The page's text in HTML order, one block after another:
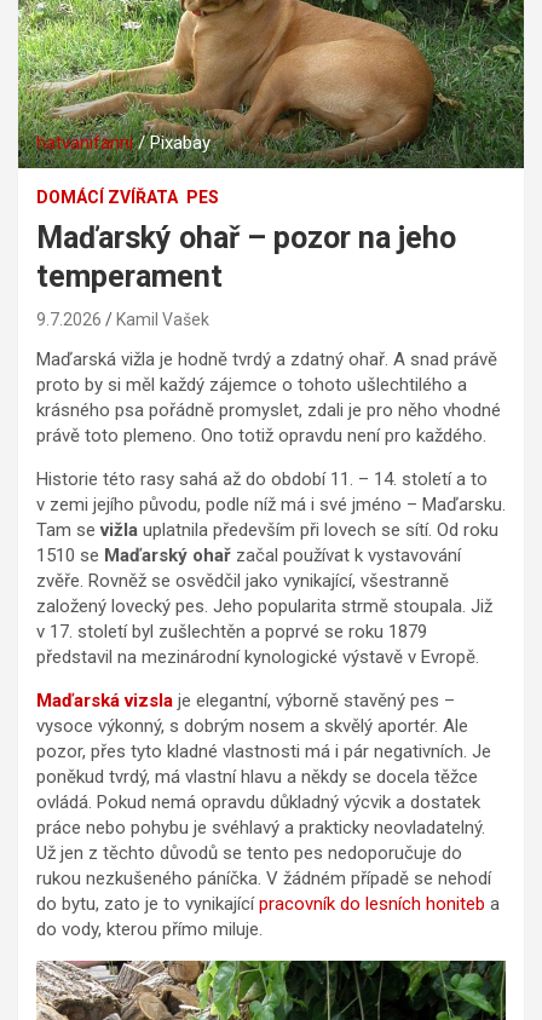
hatvanifanni/ Pixabay
DOMÁCÍ ZVÍŘATA PES
Maďarský ohař – pozor na jeho
temperament
9.7.2026 Kamil Vašek
Maďarská vižla je hodně tvrdý a zdatný ohař. A snad právě
proto by si měl každý zájemce o tohoto ušlechtilého a
krásného psa pořádně promyslet, zdali je pro něho vhodné
právě toto plemeno. Ono totiž opravdu není pro každého.
Historie této rasy sahá až do období 11. – 14. století a to
v zemi jejího původu, podle níž má i své jméno – Maďarsku.
Tam sevižla uplatnila především při lovech se sítí. Od roku
1510 se Maďarský ohař začal používat k vystavování
zvěře. Rovněž se osvědčil jako vynikající, všestranně
založený lovecký pes. Jeho popularita strmě stoupala. Již
v 17. století byl zušlechtěn a poprvé se roku 1879
představil na mezinárodní kynologické výstavě v Evropě.
Maďarská vizsla je elegantní, výborně stavěný pes –
vysoce výkonný, s dobrým nosem a skvělý aportér. Ale
pozor, přes tyto kladné vlastnosti má i pár negativních. Je
poněkud tvrdý, má vlastní hlavu a někdy se docela těžce
ovládá. Pokud nemá opravdu důkladný výcvik a dostatek
práce nebo pohybu je svéhlavý a prakticky neovladatelný.
Už jen z těchto důvodů se tento pes nedoporučuje do
rukou nezkušeného páníčka. V žádném případě se nehodí
do bytu, zato je to vynikajícípracovník do lesních honiteb a
do vody, kterou přímo miluje.